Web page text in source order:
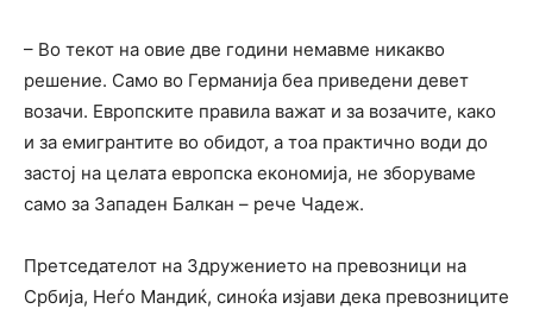
– Во текот на овие две години немавме никакво
решение. Само во Германија беа приведени девет
возачи. Европските правила важат и за возачите, како
и за емигрантите во обидот, а тоа практично води до
застој на целата европска економија, не зборуваме
само за Западен Балкан – рече Чадеж.
Претседателот на Здружението на превозници на
Србија, Неѓо Мандиќ, синоќа изјави дека превозниците